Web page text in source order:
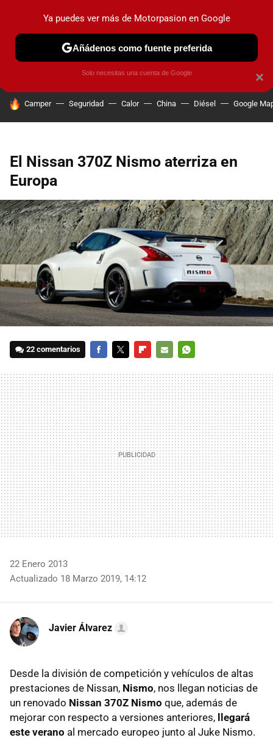
PRUEBAS COCHES ELÉCTRICOS OBSERVATORIO
HOY SE HABLA DE
Camper Seguridad Calor China Diésel Google
El Nissan 370Z Nismo aterriza en
Europa
22 comentarios
MAIL
22 Enero 2013
Actualizado 18 Marzo 2019, 14:12
Javier Álvarez
Desde la división de competición y vehículos de altas
prestaciones de Nissan, Nismo, nos llegan noticias de
un renovado Nissan 370Z Nismo que, además de
mejorar con respecto a versiones anteriores,
llegará
este verano al mercado europeo junto al Juke Nismo.
×
Ya puedes ver más de Motorpasion en Google
Añádenos como fuente preferida
Solo necesitas una cuenta de Google